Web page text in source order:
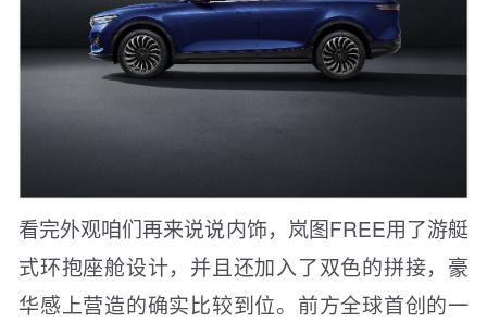
看完外观咱们再来说说内饰，岚图FREE用了游艇
式环抱座舱设计，并且还加入了双色的拼接，豪
华感上营造的确实比较到位。前方全球首创的一